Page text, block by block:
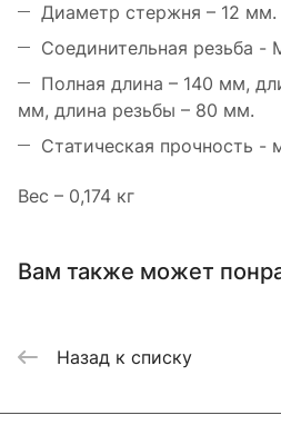
Диаметр стержня – 12 мм.
Соединительная резьба -
Полная длина – 140 мм,
мм, длина резьбы – 80 мм.
Статическая прочность -
Вес – 0,174 кг
Вам также может
Назад к списку